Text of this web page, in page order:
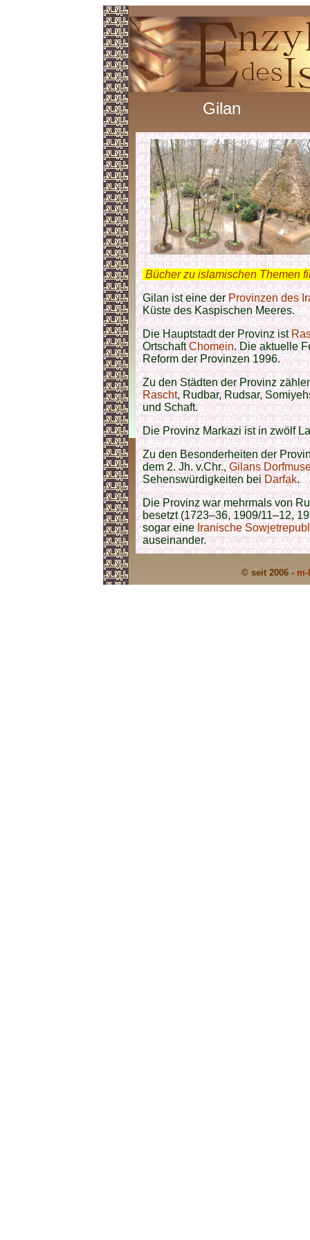
Gilan
Bücher zu islamischen Themen
Gilan ist eine derProvinzen des
Küste des Kaspischen Meeres.
Die Hauptstadt der Provinz ist
OrtschaftChomein. Die aktuelle
Reform der Provinzen 1996.
Zu den Städten der Provinz
Rascht, Rudbar, Rudsar,
und Schaft.
Die Provinz Markazi ist in zwölf
Zu den Besonderheiten der
dem 2. Jh. v.Chr.,Gilans
Sehenswürdigkeiten beiDarfak.
Die Provinz war mehrmals von
besetzt (1723–36, 1909/11–12,
sogar eineIranische
auseinander.
© seit 2006 -